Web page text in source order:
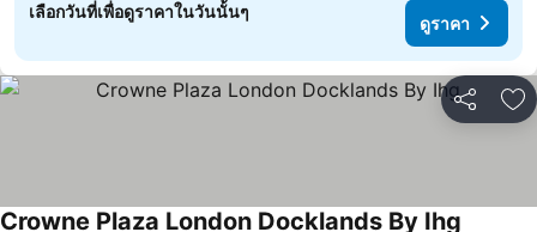
เลือกวันที่เพื่อดูราคาในวันนั้นๆ
ดูราคา
แชร์ เ
Crowne Plaza London Docklands By Ihg